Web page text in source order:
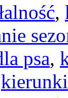
,
psa,